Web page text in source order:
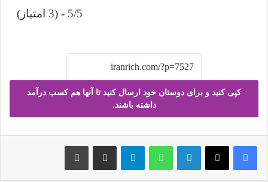
5/5 - (3 امتیاز)
کپی کنید و برای دوستان خود ارسال کنید تا آنها هم کسب درآمد
داشته باشند.
فیس بوک X لینکدین واتس آپ تلگرام ارسال ایمیل چاپ